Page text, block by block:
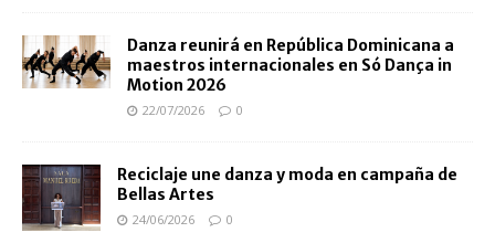
Danza reunirá en República Dominicana a
maestros internacionales en Só Dança in
Motion 2026
22/07/2026 0
Reciclaje une danza y moda en campaña de
Bellas Artes
24/06/2026 0